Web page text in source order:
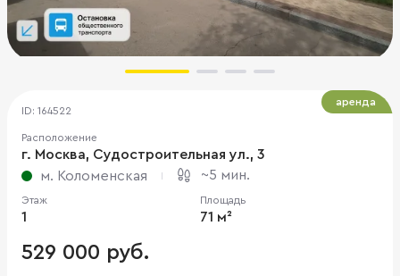
ID: 164522
Расположение
г. Москва, Судостроительная ул., 3
м. Коломенская
~5 мин.
Этаж
1
Площадь
71 м²
529 000 руб.
аренда